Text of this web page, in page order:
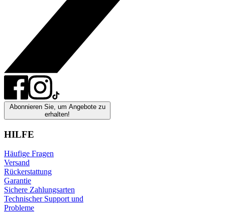
Abonnieren Sie, um Angebote zu
erhalten!
HILFE
Häufige Fragen
Versand
Rückerstattung
Garantie
Sichere Zahlungsarten
Technischer Support und
Probleme